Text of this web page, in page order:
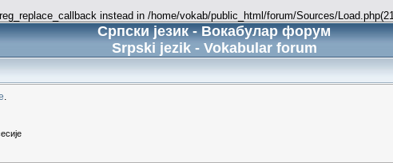
instead in /home/vokab/public_html/forum/Sources/
Српски језик - Вокабулар форум
Srpski jezik - Vokabular forum